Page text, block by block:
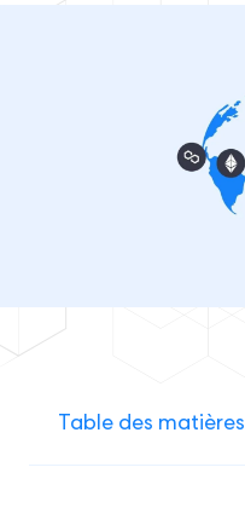
Table des matières